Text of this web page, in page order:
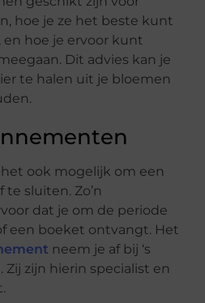
hoe je ze het beste kunt
hoe je ervoor kunt
Dit advies kan je
te halen uit je bloemen
ook mogelijk om een
sluiten. Zo’n
dat je om de periode
een boeket ontvangt. Het
neem je af bij ‘s
zijn hierin specialist en